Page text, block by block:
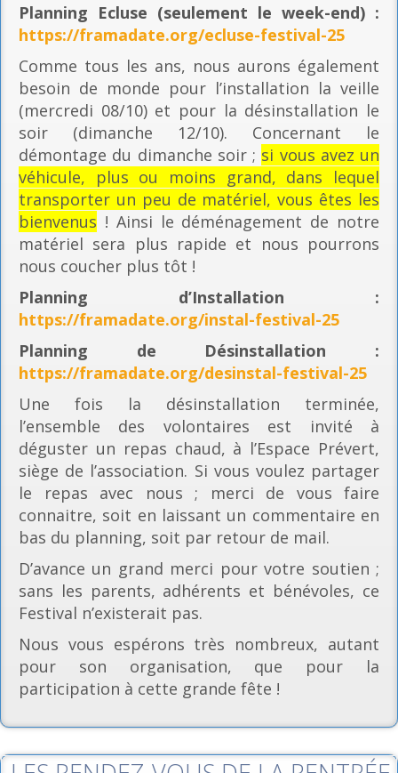
Planning Ecluse (seulement le week-end) :
https://framadate.org/ecluse-festival-25
Comme tous les ans, nous aurons également
besoin de monde pour l’installation la veille
(mercredi 08/10) et pour la désinstallation le
soir (dimanche 12/10). Concernant le
démontage du dimanche soir ; si vous avez un
véhicule, plus ou moins grand, dans lequel
transporter un peu de matériel, vous êtes les
bienvenus ! Ainsi le déménagement de notre
matériel sera plus rapide et nous pourrons
nous coucher plus tôt !
Planning d’Installation :
https://framadate.org/instal-festival-25
Planning de Désinstallation :
https://framadate.org/desinstal-festival-25
Une fois la désinstallation terminée,
l’ensemble des volontaires est invité à
déguster un repas chaud, à l’Espace Prévert,
siège de l’association. Si vous voulez partager
le repas avec nous ; merci de vous faire
connaitre, soit en laissant un commentaire en
bas du planning, soit par retour de mail.
D’avance un grand merci pour votre soutien ;
sans les parents, adhérents et bénévoles, ce
Festival n’existerait pas.
Nous vous espérons très nombreux, autant
pour son organisation, que pour la
participation à cette grande fête !